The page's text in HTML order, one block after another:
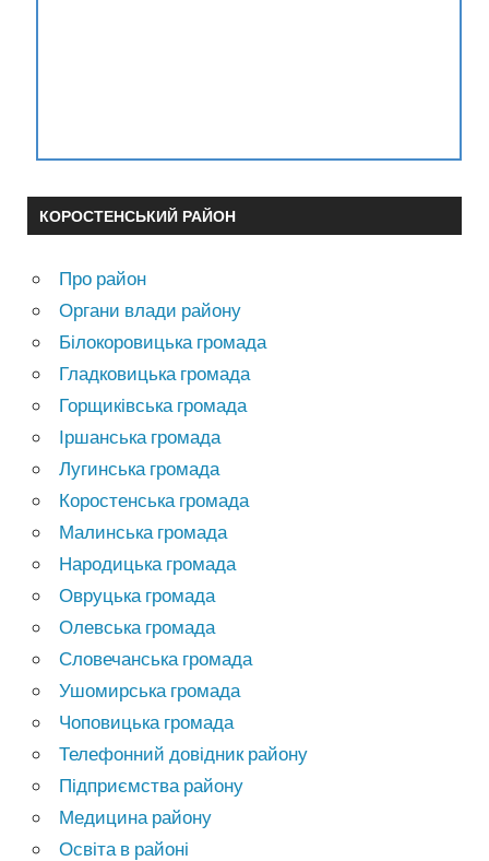
КОРОСТЕНСЬКИЙ РАЙОН
Про район
Органи влади району
Білокоровицька громада
Гладковицька громада
Горщиківська громада
Іршанська громада
Лугинська громада
Коростенська громада
Малинська громада
Народицька громада
Овруцька громада
Олевська громада
Словечанська громада
Ушомирська громада
Чоповицька громада
Телефонний довідник району
Підприємства району
Медицина району
Освіта в районі